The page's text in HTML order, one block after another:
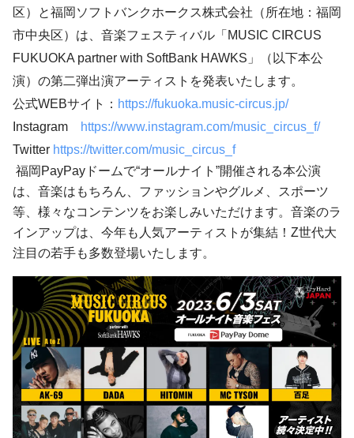
区）と福岡ソフトバンクホークス株式会社（所在地：福岡
市中央区）は、音楽フェスティバル「MUSIC CIRCUS
FUKUOKA partner with SoftBank HAWKS」（以下本公
演）の第二弾出演アーティストを発表いたします。
公式WEBサイト： https://fukuoka.music-circus.jp/
Instagram
https://www.instagram.com/music_circus_f/
Twitter https://twitter.com/music_circus_f
福岡PayPayドームで“オールナイト”開催される本公演
は、音楽はもちろん、ファッションやグルメ、スポーツ
等、様々なコンテンツをお楽しみいただけます。音楽のラ
インアップは、今年も人気アーティストが集結！Z世代大
注目の若手も多数登場いたします。